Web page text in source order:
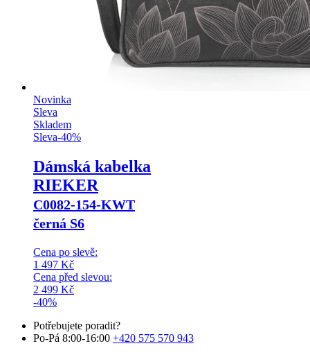
Novinka
Sleva
Skladem
Sleva-40%
Dámská kabelka
RIEKER
C0082-154-KWT
černá S6
Cena po slevě:
1 497 Kč
Cena před slevou:
2 499 Kč
-40%
Potřebujete poradit?
Po-Pá 8:00-16:00 +420 575 570 943